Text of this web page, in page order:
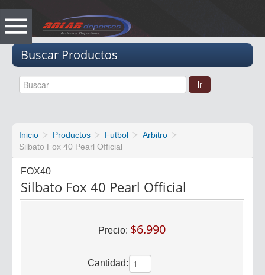
Buscar Productos
Inicio Productos Futbol
Arbitro
Silbato Fox 40 Pearl Official
FOX40
Silbato Fox 40 Pearl Official
Precio: $6.990
Cantidad: